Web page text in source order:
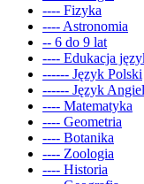
---- Fizyka
---- Astronomia
-- 6 do 9 lat
---- Edukacja
------ Język Polski
------ Język
---- Matematyka
---- Geometria
---- Botanika
---- Zoologia
---- Historia